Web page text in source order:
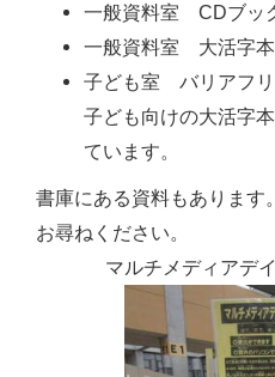
一般資料室 CDブッ
一般資料室 大活字
子ども室 バリアフリ
子ども向けの大活字
ています。
書庫にある資料もあります
お尋ねください。
マルチメディアデ